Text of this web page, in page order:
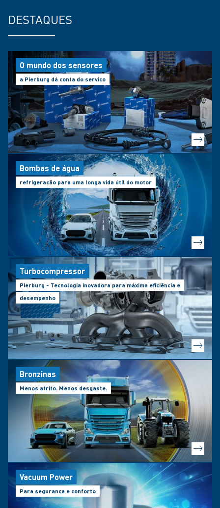
DESTAQUES
O mundo dos sensores
a Pierburg dá conta do serviço
Bombas de água
refrigeração para uma longa vida útil do motor
Turbocompressor
Pierburg - Tecnologia inovadora para máxima eficiência e
desempenho
Bronzinas
Menos atrito. Menos desgaste.
Vacuum Power
Para segurança e conforto